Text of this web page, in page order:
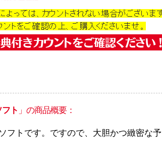
ト 」の商品概要：
フトです。ですので、大胆かつ緻密な予